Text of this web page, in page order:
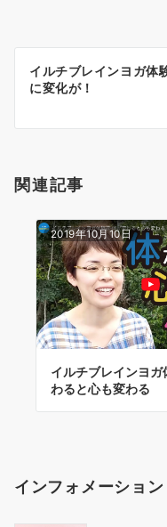
稿
ョ
イルチブレインヨガ体
に変化が！
関連記事
2019年10月10日
イルチブレインヨ
わると心も変わる
インフォメーション